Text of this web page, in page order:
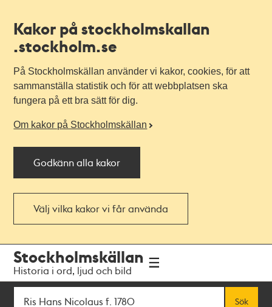
Kakor på stockholmskallan
.stockholm.se
På Stockholmskällan använder vi kakor, cookies, för att
sammanställa statistik och för att webbplatsen ska
fungera på ett bra sätt för dig.
Om kakor på Stockholmskällan
Godkänn alla kakor
Välj vilka kakor vi får använda
navigationen
huvudinnehållet
Stockholmskällan
Historia i ord, ljud och bild
Sök
Sök